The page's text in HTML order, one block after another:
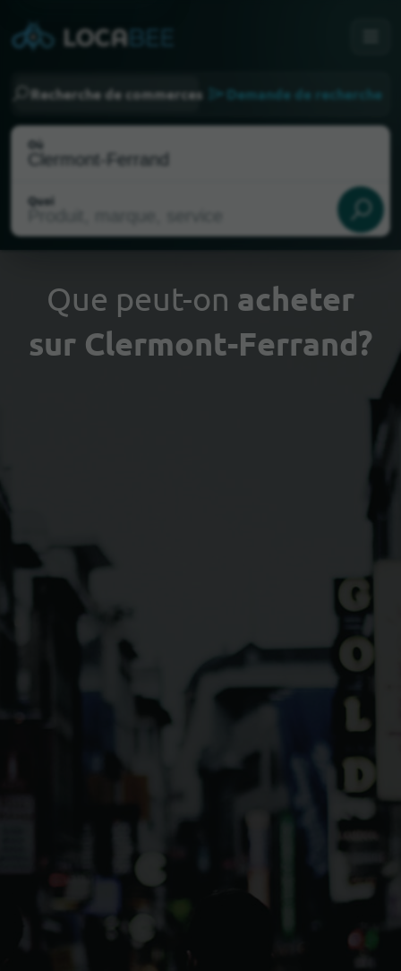
Recherche de commerces Demande de recherche
Où
Quoi
Choisir ma localisation
Que peut-on acheter
sur Clermont-Ferrand?